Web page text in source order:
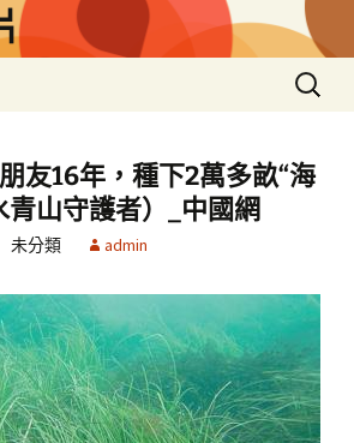
搜
尋
鍵
字:
友16年，種下2萬多畝“海
青山守護者）_中國網
未分類 admin